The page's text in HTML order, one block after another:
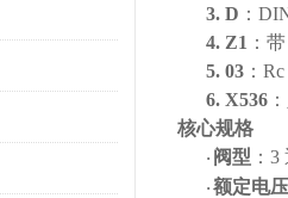
3. D ：
4. Z1 ：带
5. 03 ：
6. X536
核心规格
· 阀型 ： 3
· 额定电压